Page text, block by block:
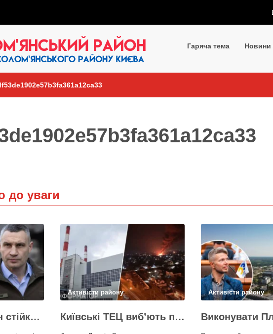
Гаряча тема Новини
до уваги
Кличко про План стійкості – ТЕЦ відновили вже на 65%, будується захист ІІ рівня
Активісти району
Київські ТЕЦ виб’ють першим же обстрілом, План стійкості не спрацює – депутат Київради Ємець
Активісти району